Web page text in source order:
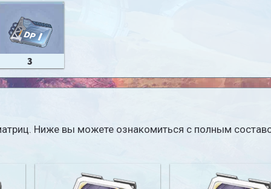
3
Ниже вы можете ознакомиться с полным